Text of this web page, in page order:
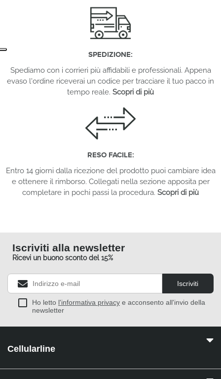
SPEDIZIONE:
Spediamo con i corrieri più affidabili e professionali. Appena
evaso l'ordine riceverai un codice per tracciare il tuo pacco in
tempo reale. Scopri di più
RESO FACILE:
Entro 14 giorni dalla ricezione del prodotto puoi cambiare idea
e ottenere il rimborso. Collegati nella sezione apposita per
completare in pochi passi la procedura. Scopri di più
Iscriviti alla newsletter
Ricevi un buono sconto del 15%
Iscriviti
Ho letto l'informativa privacy e acconsento all'invio della
newsletter
Cellularline